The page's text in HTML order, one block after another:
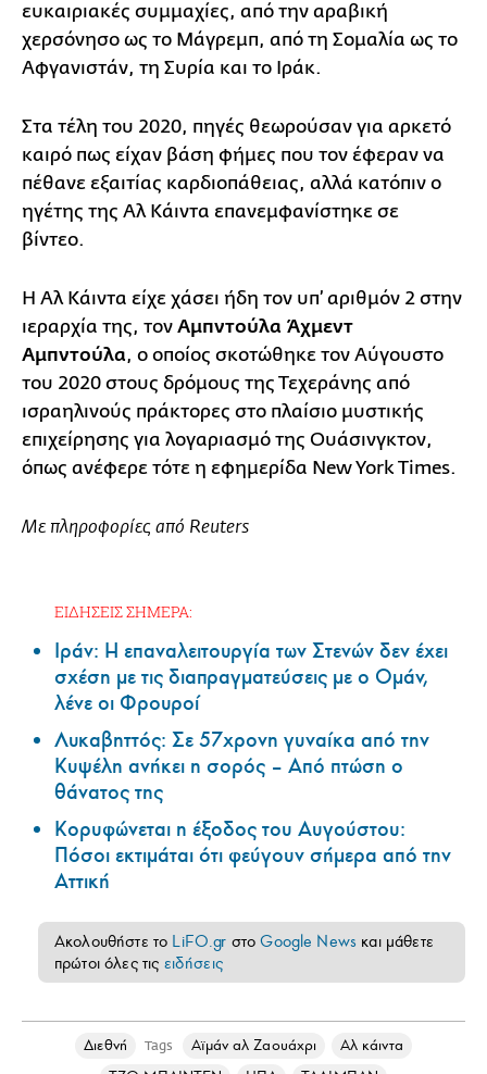
ευκαιριακές συμμαχίες, από την αραβική
χερσόνησο ως το Μάγρεμπ, από τη Σομαλία ως το
Αφγανιστάν, τη Συρία και το Ιράκ.
Στα τέλη του 2020, πηγές θεωρούσαν για αρκετό
καιρό πως είχαν βάση φήμες που τον έφεραν να
πέθανε εξαιτίας καρδιοπάθειας, αλλά κατόπιν ο
ηγέτης της Αλ Κάιντα επανεμφανίστηκε σε
βίντεο.
Η Αλ Κάιντα είχε χάσει ήδη τον υπ’ αριθμόν 2 στην
ιεραρχία της, τον Αμπντούλα Άχμεντ
Αμπντούλα, ο οποίος σκοτώθηκε τον Αύγουστο
του 2020 στους δρόμους της Τεχεράνης από
ισραηλινούς πράκτορες στο πλαίσιο μυστικής
επιχείρησης για λογαριασμό της Ουάσινγκτον,
όπως ανέφερε τότε η εφημερίδα New York Times.
Με πληροφορίες από Reuters
ΕΙΔΗΣΕΙΣ ΣΗΜΕΡΑ:
Ιράν: Η επαναλειτουργία των Στενών δεν έχει
σχέση με τις διαπραγματεύσεις με ο Ομάν,
λένε οι Φρουροί
Λυκαβηττός: Σε 57χρονη γυναίκα από την
Κυψέλη ανήκει η σορός – Από πτώση ο
θάνατος της
Κορυφώνεται η έξοδος του Αυγούστου:
Πόσοι εκτιμάται ότι φεύγουν σήμερα από την
Αττική
Ακολουθήστε το LiFO.gr στοGoogle News και μάθετε
πρώτοι όλες τις ειδήσεις
Διεθνή Tags Αϊμάν αλ Ζαουάχρι
Αλ κάιντα